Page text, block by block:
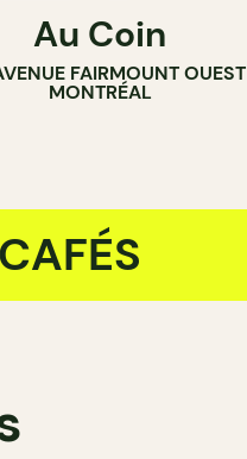
Au Coin
FAIRMOUNT OUEST
MONTRÉAL